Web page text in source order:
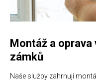
Montáž a oprava
zámků
Naše služby zahrnují